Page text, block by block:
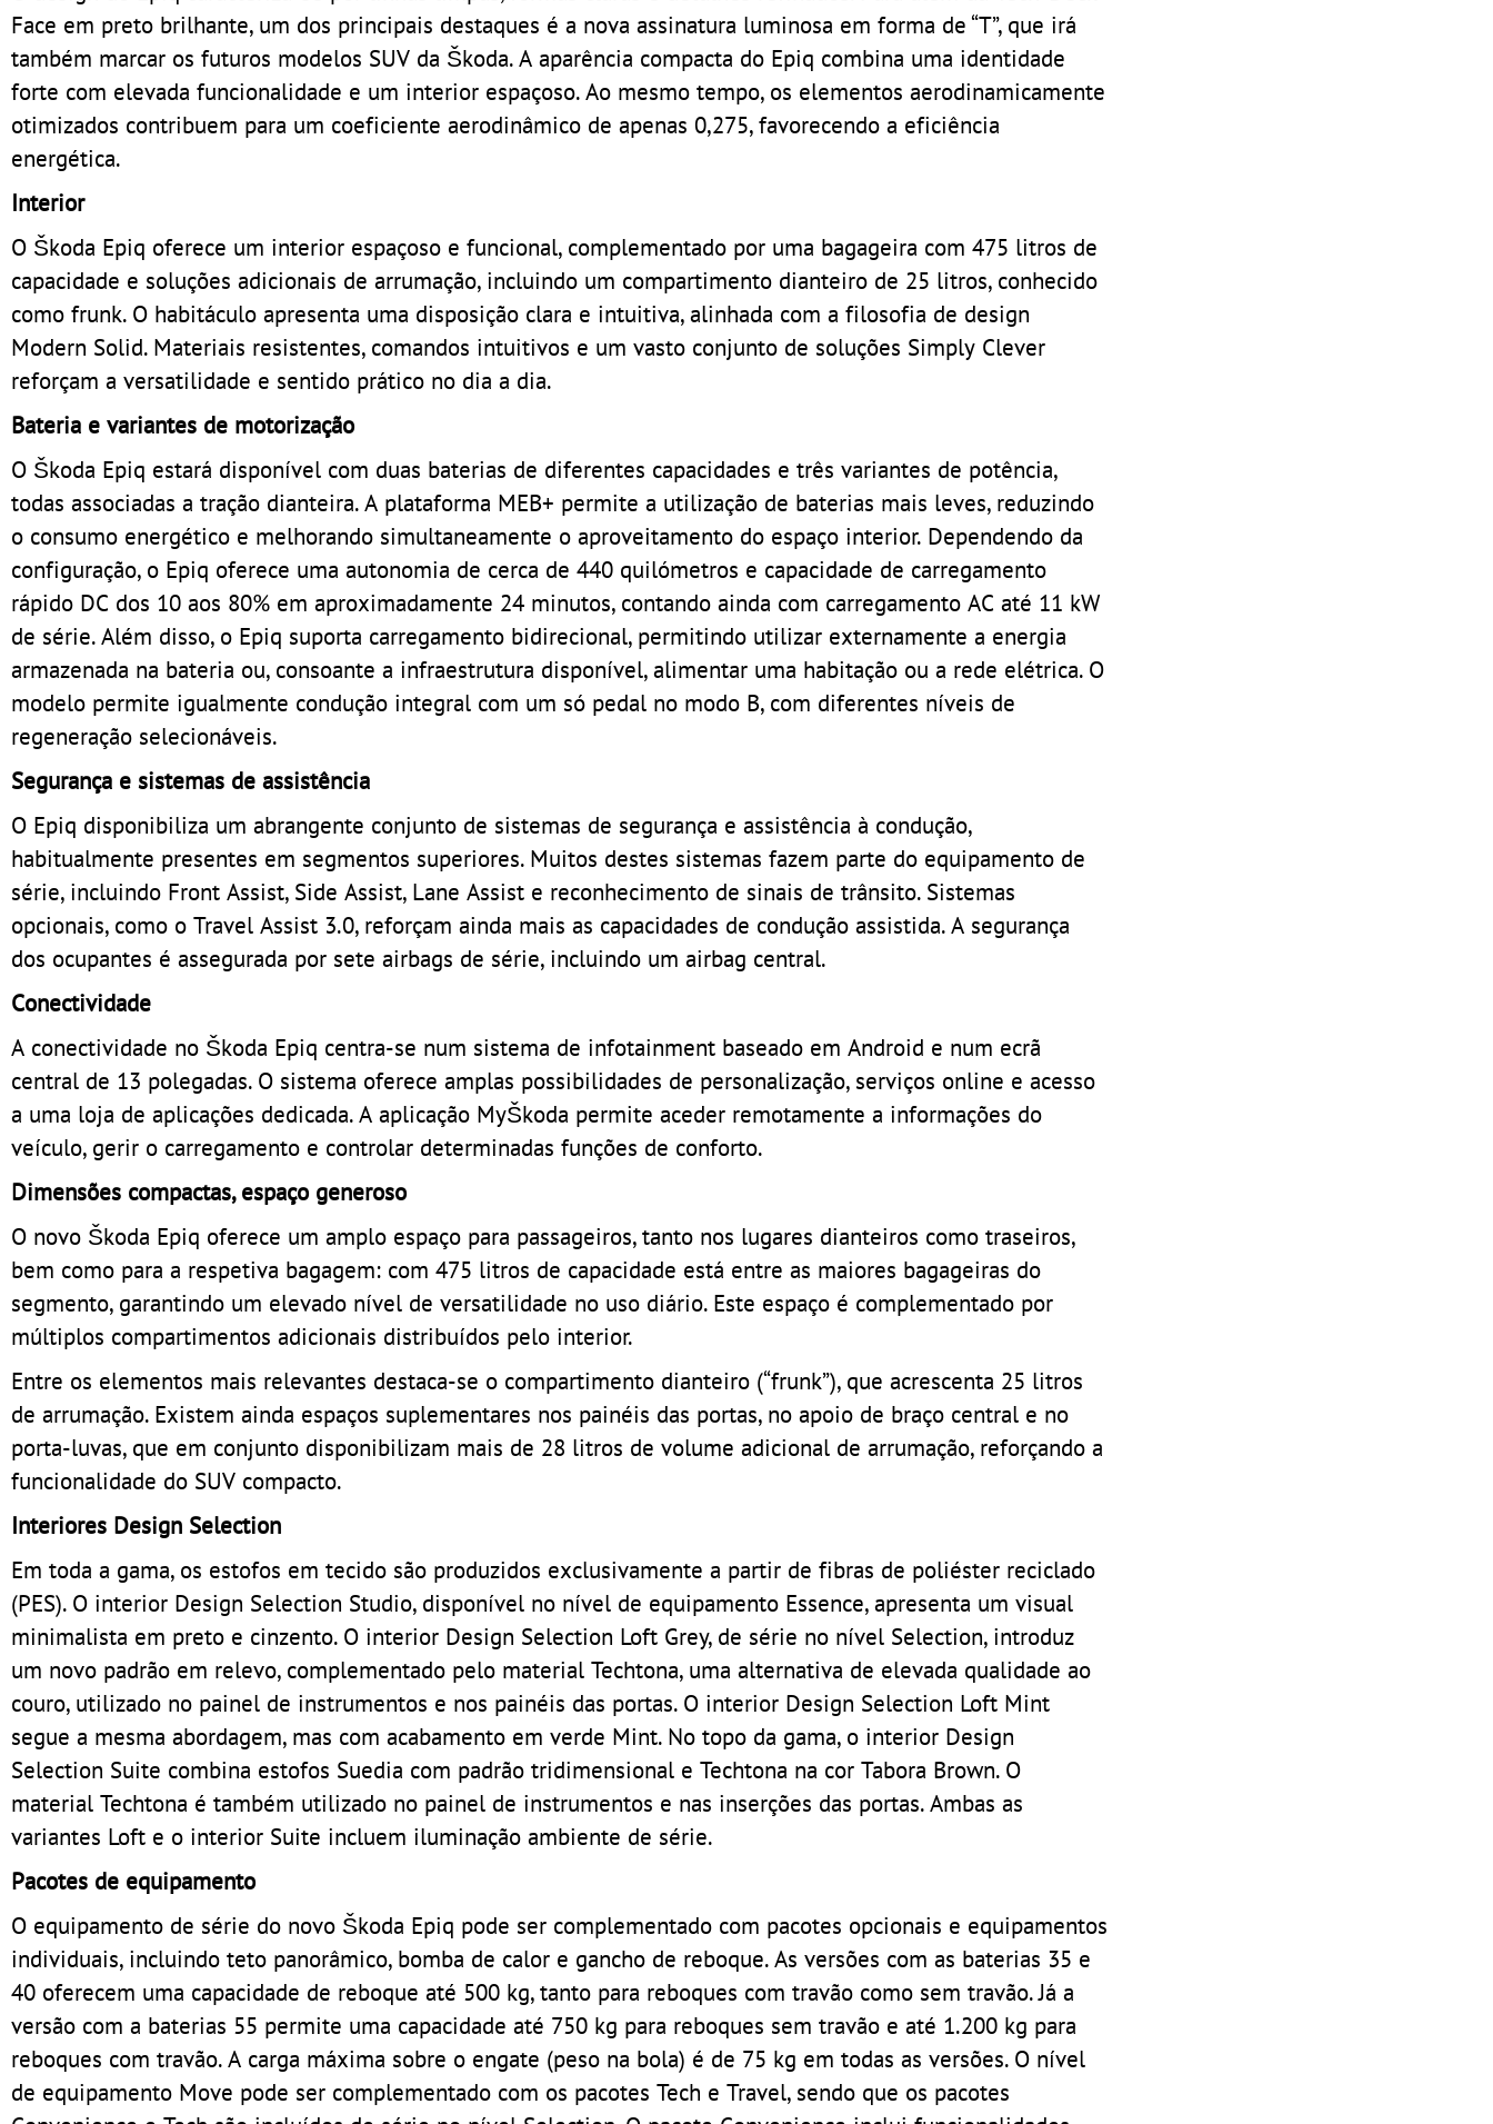
Face em preto brilhante, um dos principais destaques é a nova assinatura luminosa em forma de “T”, que irá
também marcar os futuros modelos SUV da Škoda. A aparência compacta do Epiq combina uma identidade
forte com elevada funcionalidade e um interior espaçoso. Ao mesmo tempo, os elementos aerodinamicamente
otimizados contribuem para um coeficiente aerodinâmico de apenas 0,275, favorecendo a eficiência
energética.
Interior
O Škoda Epiq oferece um interior espaçoso e funcional, complementado por uma bagageira com 475 litros de
capacidade e soluções adicionais de arrumação, incluindo um compartimento dianteiro de 25 litros, conhecido
como frunk. O habitáculo apresenta uma disposição clara e intuitiva, alinhada com a filosofia de design
Modern Solid. Materiais resistentes, comandos intuitivos e um vasto conjunto de soluções Simply Clever
reforçam a versatilidade e sentido prático no dia a dia.
Bateria e variantes de motorização
O Škoda Epiq estará disponível com duas baterias de diferentes capacidades e três variantes de potência,
todas associadas a tração dianteira. A plataforma MEB+ permite a utilização de baterias mais leves, reduzindo
o consumo energético e melhorando simultaneamente o aproveitamento do espaço interior. Dependendo da
configuração, o Epiq oferece uma autonomia de cerca de 440 quilómetros e capacidade de carregamento
rápido DC dos 10 aos 80% em aproximadamente 24 minutos, contando ainda com carregamento AC até 11 kW
de série. Além disso, o Epiq suporta carregamento bidirecional, permitindo utilizar externamente a energia
armazenada na bateria ou, consoante a infraestrutura disponível, alimentar uma habitação ou a rede elétrica. O
modelo permite igualmente condução integral com um só pedal no modo B, com diferentes níveis de
regeneração selecionáveis.
Segurança e sistemas de assistência
O Epiq disponibiliza um abrangente conjunto de sistemas de segurança e assistência à condução,
habitualmente presentes em segmentos superiores. Muitos destes sistemas fazem parte do equipamento de
série, incluindo Front Assist, Side Assist, Lane Assist e reconhecimento de sinais de trânsito. Sistemas
opcionais, como o Travel Assist 3.0, reforçam ainda mais as capacidades de condução assistida. A segurança
dos ocupantes é assegurada por sete airbags de série, incluindo um airbag central.
Conectividade
A conectividade no Škoda Epiq centra-se num sistema de infotainment baseado em Android e num ecrã
central de 13 polegadas. O sistema oferece amplas possibilidades de personalização, serviços online e acesso
a uma loja de aplicações dedicada. A aplicação MyŠkoda permite aceder remotamente a informações do
veículo, gerir o carregamento e controlar determinadas funções de conforto.
Dimensões compactas, espaço generoso
O novo Škoda Epiq oferece um amplo espaço para passageiros, tanto nos lugares dianteiros como traseiros,
bem como para a respetiva bagagem: com 475 litros de capacidade está entre as maiores bagageiras do
segmento, garantindo um elevado nível de versatilidade no uso diário. Este espaço é complementado por
múltiplos compartimentos adicionais distribuídos pelo interior.
Entre os elementos mais relevantes destaca-se o compartimento dianteiro (“frunk”), que acrescenta 25 litros
de arrumação. Existem ainda espaços suplementares nos painéis das portas, no apoio de braço central e no
porta-luvas, que em conjunto disponibilizam mais de 28 litros de volume adicional de arrumação, reforçando a
funcionalidade do SUV compacto.
Interiores Design Selection
Em toda a gama, os estofos em tecido são produzidos exclusivamente a partir de fibras de poliéster reciclado
(PES). O interior Design Selection Studio, disponível no nível de equipamento Essence, apresenta um visual
minimalista em preto e cinzento. O interior Design Selection Loft Grey, de série no nível Selection, introduz
um novo padrão em relevo, complementado pelo material Techtona, uma alternativa de elevada qualidade ao
couro, utilizado no painel de instrumentos e nos painéis das portas. O interior Design Selection Loft Mint
segue a mesma abordagem, mas com acabamento em verde Mint. No topo da gama, o interior Design
Selection Suite combina estofos Suedia com padrão tridimensional e Techtona na cor Tabora Brown. O
material Techtona é também utilizado no painel de instrumentos e nas inserções das portas. Ambas as
variantes Loft e o interior Suite incluem iluminação ambiente de série.
Pacotes de equipamento
O equipamento de série do novo Škoda Epiq pode ser complementado com pacotes opcionais e equipamentos
individuais, incluindo teto panorâmico, bomba de calor e gancho de reboque. As versões com as baterias 35 e
40 oferecem uma capacidade de reboque até 500 kg, tanto para reboques com travão como sem travão. Já a
versão com a baterias 55 permite uma capacidade até 750 kg para reboques sem travão e até 1.200 kg para
reboques com travão. A carga máxima sobre o engate (peso na bola) é de 75 kg em todas as versões. O nível
de equipamento Move pode ser complementado com os pacotes Tech e Travel, sendo que os pacotes